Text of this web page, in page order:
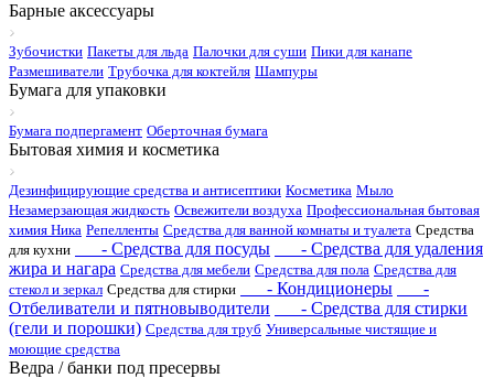
Барные аксессуары
Зубочистки Пакеты для льда Палочки для суши Пики для канапе
Размешиватели Трубочка для коктейля Шампуры
Бумага для упаковки
Бумага подпергамент Оберточная бумага
Бытовая химия и косметика
Дезинфицирующие средства и антисептики Косметика Мыло
Незамерзающая жидкость Освежители воздуха Профессиональная бытовая
химия Ника Репелленты Средства для ванной комнаты и туалета Средства
для кухни
- Средства для посуды
- Средства для удаления
жира и нагара Средства для мебели Средства для пола Средства для
стекол и зеркал Средства для стирки - Кондиционеры
-
Отбеливатели и пятновыводители
- Средства для стирки
(гели и порошки) Средства для труб Универсальные чистящие и
моющие средства
Ведра / банки под пресервы